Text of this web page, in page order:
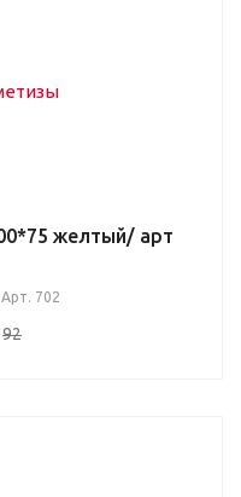
желтый/ арт
Арт. 702
92